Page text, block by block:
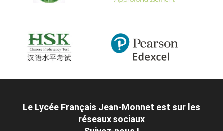
Le Lycée Français Jean-Monnet est sur les
réseaux sociaux